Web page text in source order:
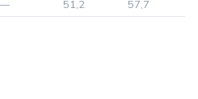
— 51,2 57,7